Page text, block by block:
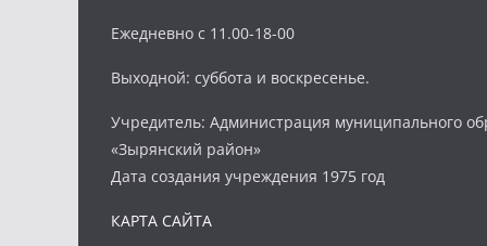
Ежедневно с 11.00-18-00
Выходной: суббота и воскресенье.
Учредитель: Администрация муниципального
«Зырянский район»
Дата создания учреждения 1975 год
КАРТА САЙТА